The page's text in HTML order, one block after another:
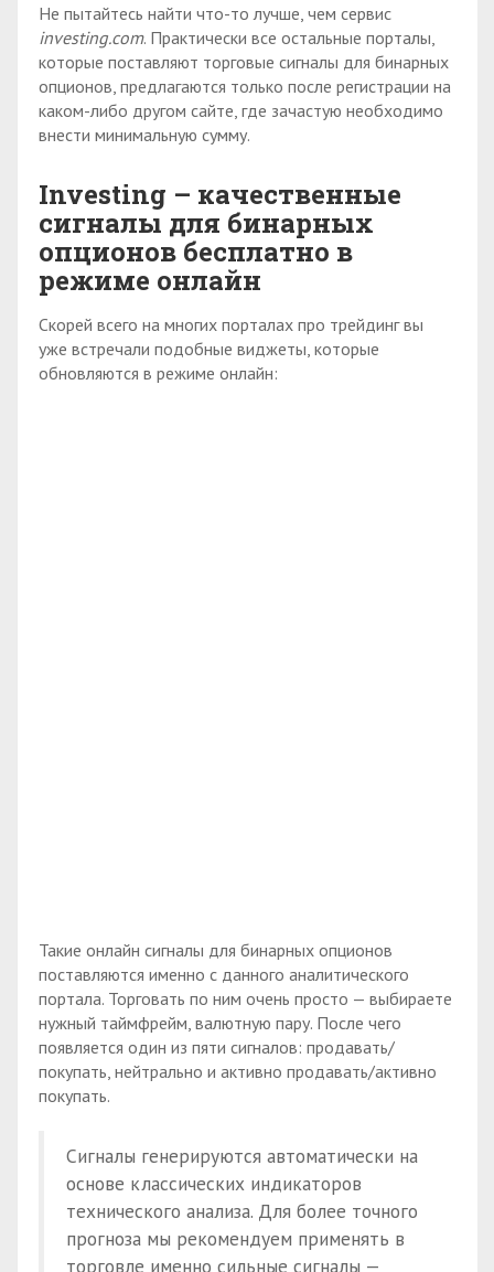
Не пытайтесь найти что-то лучше, чем сервис
investing.com. Практически все остальные порталы,
которые поставляют торговые сигналы для бинарных
опционов, предлагаются только после регистрации на
каком-либо другом сайте, где зачастую необходимо
внести минимальную сумму.
Investing – качественные
сигналы для бинарных
опционов бесплатно в
режиме онлайн
Скорей всего на многих порталах про трейдинг вы
уже встречали подобные виджеты, которые
обновляются в режиме онлайн:
Такие онлайн сигналы для бинарных опционов
поставляются именно с данного аналитического
портала. Торговать по ним очень просто — выбираете
нужный таймфрейм, валютную пару. После чего
появляется один из пяти сигналов: продавать/
покупать, нейтрально и активно продавать/активно
покупать.
Сигналы генерируются автоматически на
основе классических индикаторов
технического анализа. Для более точного
прогноза мы рекомендуем применять в
торговле именно сильные сигналы —